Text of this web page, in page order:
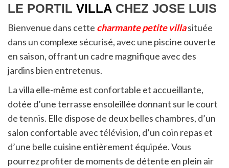
LE PORTIL VILLA CHEZ JOSE LUIS
Bienvenue dans cette charmante petite villasituée
dans un complexe sécurisé, avec une piscine ouverte
en saison, offrant un cadre magnifique avec des
jardins bien entretenus.
La villa elle-même est confortable et accueillante,
dotée d’une terrasse ensoleillée donnant sur le court
de tennis. Elle dispose de deux belles chambres, d’un
salon confortable avec télévision, d’un coin repas et
d’une belle cuisine entièrement équipée. Vous
pourrez profiter de moments de détente en plein air